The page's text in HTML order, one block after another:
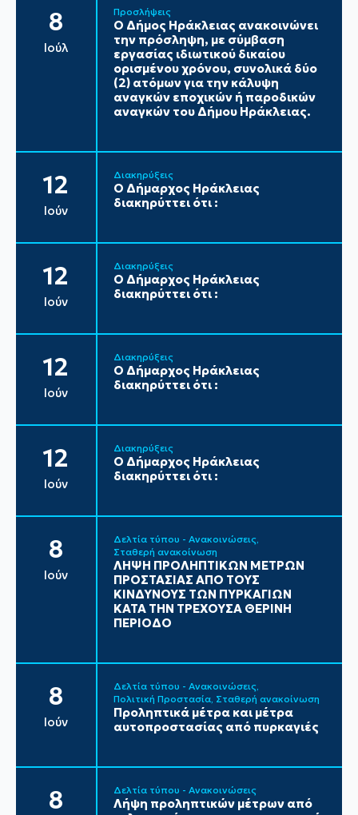
8
Ιούλ
Προσλήψεις
Ο Δήμος Ηράκλειας ανακοινώνει
την πρόσληψη, με σύμβαση
εργασίας ιδιωτικού δικαίου
ορισμένου χρόνου, συνολικά δύο
(2) ατόμων για την κάλυψη
αναγκών εποχικών ή παροδικών
αναγκών του Δήμου Ηράκλειας.
12
Ιούν
Διακηρύξεις
Ο Δήμαρχος Ηράκλειας
διακηρύττει ότι :
12
Ιούν
Διακηρύξεις
Ο Δήμαρχος Ηράκλειας
διακηρύττει ότι :
12
Ιούν
Διακηρύξεις
Ο Δήμαρχος Ηράκλειας
διακηρύττει ότι :
12
Ιούν
Διακηρύξεις
Ο Δήμαρχος Ηράκλειας
διακηρύττει ότι :
8
Ιούν
Δελτία τύπου - Ανακοινώσεις
Σταθερή ανακοίνωση
ΛΗΨΗ ΠΡΟΛΗΠΤΙΚΩΝ ΜΕΤΡΩΝ
ΠΡΟΣΤΑΣΙΑΣ ΑΠΟ ΤΟΥΣ
ΚΙΝΔΥΝΟΥΣ ΤΩΝ ΠΥΡΚΑΓΙΩΝ
ΚΑΤΑ ΤΗΝ ΤΡΕΧΟΥΣΑ ΘΕΡΙΝΗ
ΠΕΡΙΟΔΟ
8
Ιούν
Δελτία τύπου - Ανακοινώσεις
Πολιτική Προστασία Σταθερή ανακοίνωση
Προληπτικά μέτρα και μέτρα
αυτοπροστασίας από πυρκαγιές
8 Δελτία τύπου - Ανακοινώσεις
Λήψη προληπτικών μέτρων από